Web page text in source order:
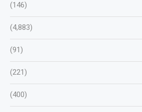
(146)
(4,883)
(91)
(221)
(400)